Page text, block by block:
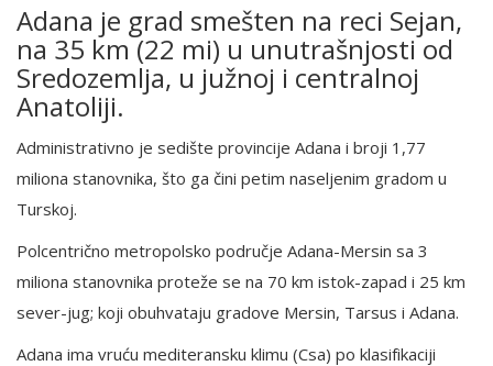
Adana je grad smešten na reci Sejan,
na 35 km (22 mi) u unutrašnjosti od
Sredozemlja, u južnoj i centralnoj
Anatoliji.
Administrativno je sedište provincije Adana i broji 1,77
miliona stanovnika, što ga čini petim naseljenim gradom u
Turskoj.
Polcentrično metropolsko područje Adana-Mersin sa 3
miliona stanovnika proteže se na 70 km istok-zapad i 25 km
sever-jug; koji obuhvataju gradove Mersin, Tarsus i Adana.
Adana ima vruću mediteransku klimu (Csa) po klasifikaciji